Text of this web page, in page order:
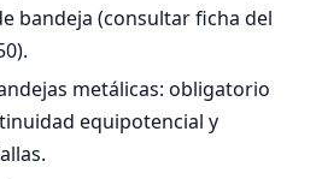
bandeja (consultar ficha del
metálicas: obligatorio
equipotencial y